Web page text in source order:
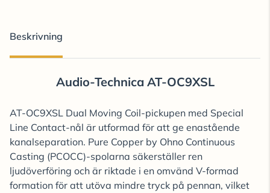
Beskrivning
Audio-Technica AT-OC9XSL
AT-OC9XSL Dual Moving Coil-pickupen med Special
Line Contact-nål är utformad för att ge enastående
kanalseparation. Pure Copper by Ohno Continuous
Casting (PCOCC)-spolarna säkerställer ren
ljudöverföring och är riktade i en omvänd V-formad
formation för att utöva mindre tryck på pennan, vilket